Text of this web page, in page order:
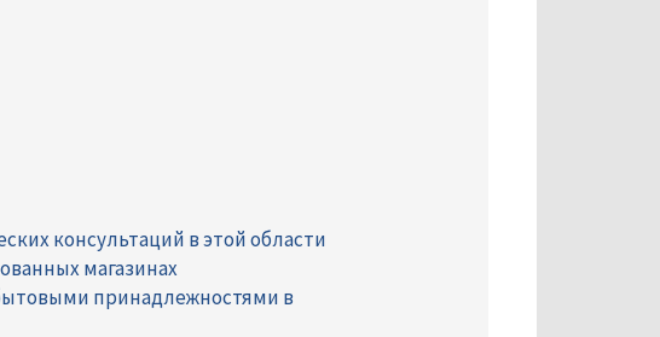
консультаций в этой области
магазинах
принадлежностями в